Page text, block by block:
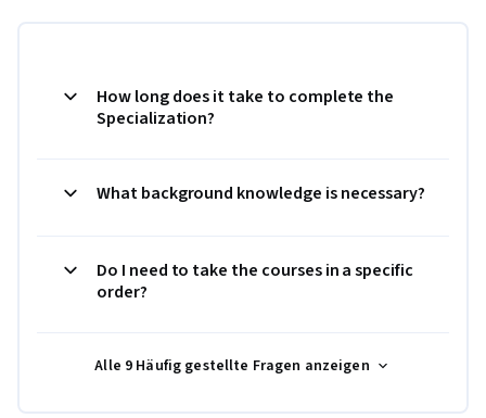
How long does it take to complete the
Specialization?
What background knowledge is necessary?
Do I need to take the courses in a specific
order?
Alle 9 Häufig gestellte Fragen anzeigen